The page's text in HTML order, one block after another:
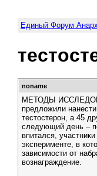
Единый Форум
noname
МЕТОДЫ
предложили
тестостерон, а 45
следующий день –
впитался,
эксперименте, в
зависимости от
вознаграждение.